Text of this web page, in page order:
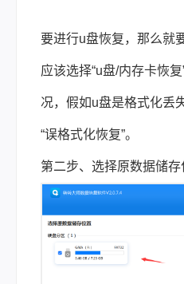
要进行u盘恢复，那么就
应该选择“u盘/内存卡恢
况，假如u盘是格式化丢
“误格式化恢复”。
第二步、选择原数据储存